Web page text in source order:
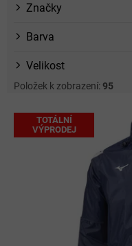
Značky
Barva
Velikost
Položek k zobrazení: 95
V
TOTÁLNÍ
VÝPRODEJ